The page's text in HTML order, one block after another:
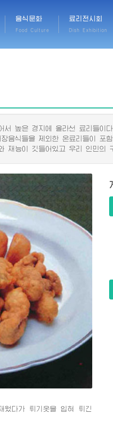
음식문화
Food Culture
료리전시회
Dish Exhibition
높은 경지에 올라선 료리들이다.
식들을 제외한 온료리들이 포함
능이 깃들어있고 우리 인민의
다가 튀기옷을 입혀 튀긴